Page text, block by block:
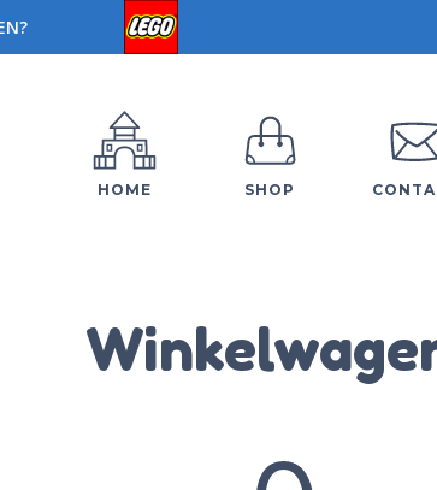
HOME SHOP